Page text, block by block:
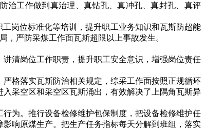
治工作做到真治理、真钻孔、真冲孔、真封孔、真评
岗位标准化等培训，提升职工业务知识和瓦斯防超能
严防采煤工作面瓦斯超限以上事故发生。
清岗位工作职责，提升职工安全意识，增强岗位责任
格落实瓦斯防治相关规定，综采工作面按照正规循环
采空区和采空区瓦斯涌出，有效解决了上隅角瓦斯异
为。推行设备检修维护包保制度，把设备检修维护任
响原煤生产。把生产任务指标每天分解到班组，落实